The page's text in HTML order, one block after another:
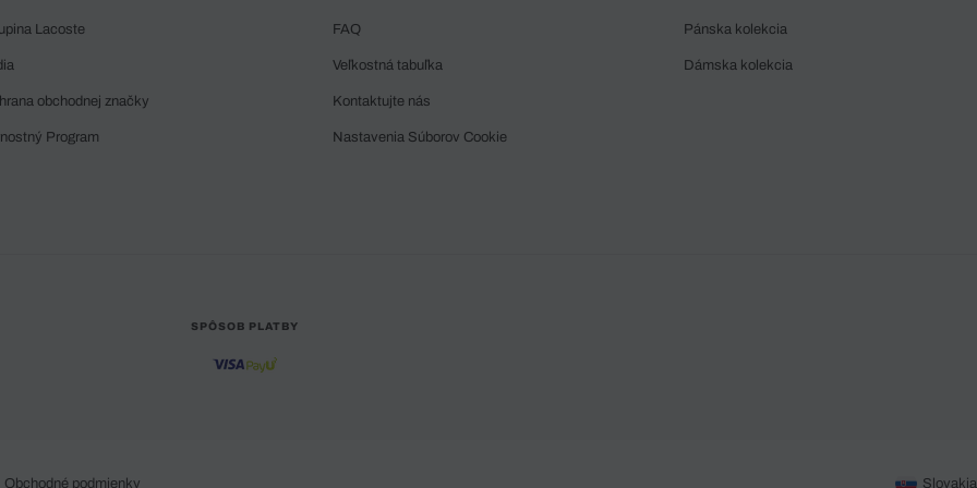
Lacoste
obchodnej značky
Program
FAQ
Veľkostná tabuľka
Kontaktujte nás
Nastavenia Súborov Cookie
Pánska kolekcia
Dámska kolekcia
SPÔSOB PLATBY
Obchodné podmienky Slovakia